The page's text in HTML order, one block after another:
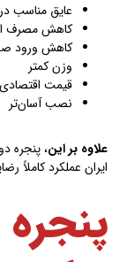
عایق مناسب در
کاهش مصرف
کاهش ورود
وزن کمتر
قیمت اقتصادی
نصب آسان‌تر
علاوه بر این، پنجره
ایران عملکرد کاملاً